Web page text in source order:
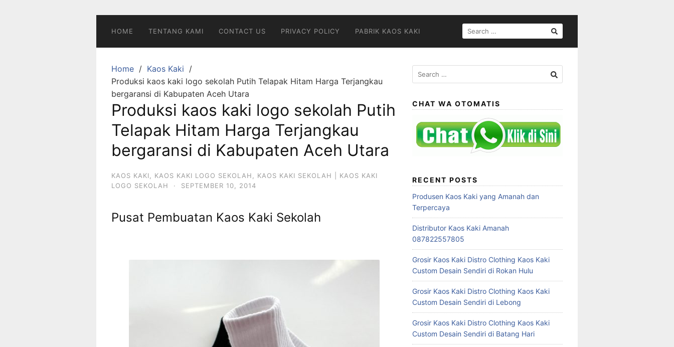
HOME TENTANG KAMI CONTACT US PRIVACY POLICY PABRIK KAOS KAKI
SEARCH
FOR:
Home
Kaos Kaki
Produksi kaos kaki logo sekolah Putih Telapak Hitam Harga Terjangkau
bergaransi di Kabupaten Aceh Utara
Produksi kaos kaki logo sekolah Putih
Telapak Hitam Harga Terjangkau
bergaransi di Kabupaten Aceh Utara
KAOS KAKI KAOS KAKI LOGO SEKOLAH
KAOS KAKI SEKOLAH | KAOS KAKI
LOGO SEKOLAH
· SEPTEMBER 10, 2014
Pusat Pembuatan Kaos Kaki Sekolah
Search
for:
CHAT WA OTOMATIS
RECENT POSTS
Produsen Kaos Kaki yang Amanah dan
Terpercaya
Distributor Kaos Kaki Amanah
087822557805
Grosir Kaos Kaki Distro Clothing Kaos Kaki
Custom Desain Sendiri di Rokan Hulu
Grosir Kaos Kaki Distro Clothing Kaos Kaki
Custom Desain Sendiri di Lebong
Grosir Kaos Kaki Distro Clothing Kaos Kaki
Custom Desain Sendiri di Batang Hari